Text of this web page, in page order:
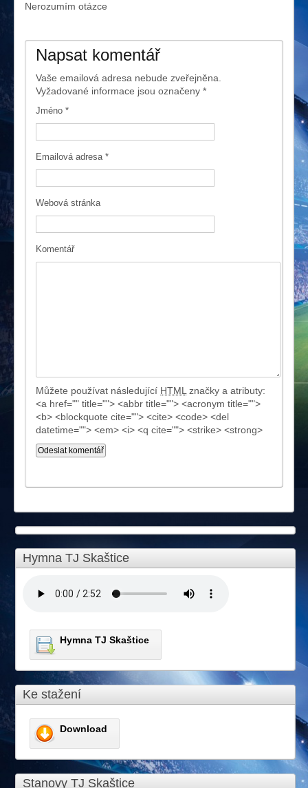
Nerozumím otázce
Napsat komentář
Vaše emailová adresa nebude zveřejněna.
Vyžadované informace jsou označeny *
Jméno *
Emailová adresa *
Webová stránka
Komentář
Můžete používat následující HTMLznačky a atributy:
<a href="" title=""> <abbr title=""> <acronym title="">
<b> <blockquote cite=""> <cite> <code> <del
datetime=""> <em> <i> <q cite=""> <strike> <strong>
Hymna TJ Skaštice
Hymna TJ Skaštice
Ke stažení
Download
Stanovy TJ Skaštice